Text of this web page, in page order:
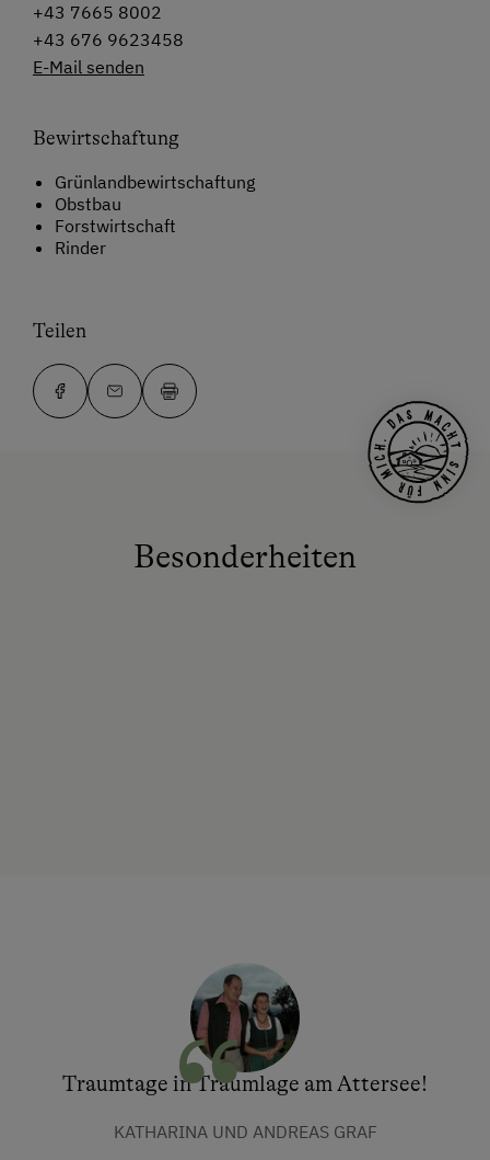
+43 7665 8002
+43 676 9623458
E-Mail senden
Bewirtschaftung
Grünlandbewirtschaftung
Obstbau
Forstwirtschaft
Rinder
Teilen
Besonderheiten
Traumtage in Traumlage am Attersee!
KATHARINA UND ANDREAS GRAF